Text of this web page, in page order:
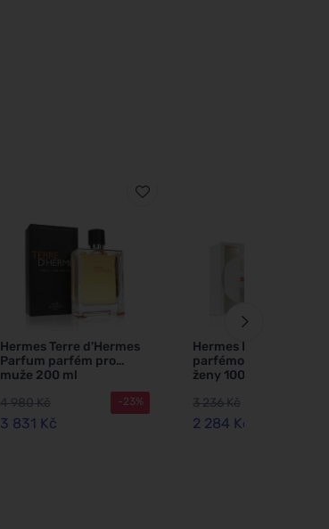
Hermes Terre d'Hermes
Parfum parfém pro
muže 200 ml
4 980 Kč
3 831 Kč
-23%
Hermes Barénia
parfémovaná voda pro
ženy 100 ml
3 236 Kč
2 284 Kč